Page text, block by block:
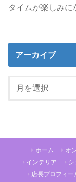
タイムが楽しみに
アーカイブ
ホーム オ
インテリア
シ
店長プロフィー